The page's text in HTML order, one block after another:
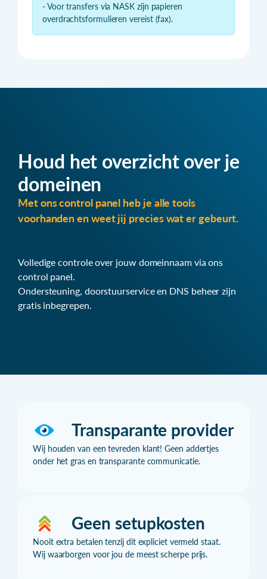
- Voor transfers via NASK zijn papieren
overdrachtsformulieren vereist (fax).
Houd het overzicht over je
domeinen
Met ons control panel heb je alle tools
voorhanden en weet jij precies wat er gebeurt.
Volledige controle over jouw domeinnaam via ons
control panel.
Ondersteuning, doorstuurservice en DNS beheer zijn
gratis inbegrepen.
Transparante provider
Wij houden van een tevreden klant! Geen addertjes
onder het gras en transparante communicatie.
Geen setupkosten
Nooit extra betalen tenzij dit expliciet vermeld staat.
Wij waarborgen voor jou de meest scherpe prijs.